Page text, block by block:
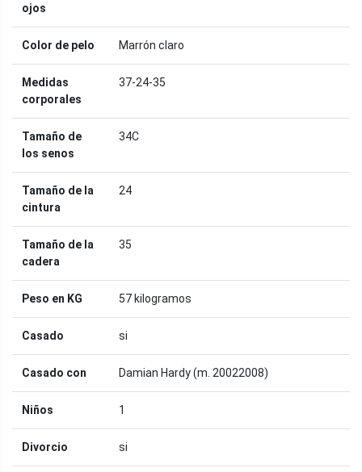
ojos
Color de pelo Marrón claro
Medidas
corporales
37-24-35
Tamaño de
los senos
34C
Tamaño de la
cintura
24
Tamaño de la
cadera
35
Peso en KG 57 kilogramos
Casado si
Casado con Damian Hardy (m. 20022008)
Niños 1
Divorcio si